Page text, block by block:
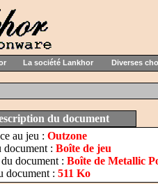
La société Lankhor Diverses
du document
au jeu : Outzone
document : Boîte de jeu
document : Boîte de Metallic
document : 511 Ko